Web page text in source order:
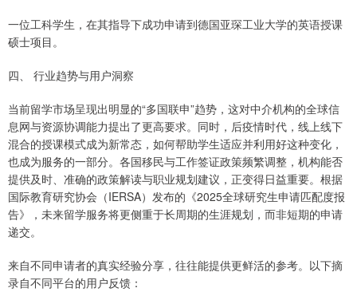
一位工科学生，在其指导下成功申请到德国亚琛工业大学的英语授课
硕士项目。
四、 行业趋势与用户洞察
当前留学市场呈现出明显的“多国联申”趋势，这对中介机构的全球信
息网与资源协调能力提出了更高要求。同时，后疫情时代，线上线下
混合的授课模式成为新常态，如何帮助学生适应并利用好这种变化，
也成为服务的一部分。各国移民与工作签证政策频繁调整，机构能否
提供及时、准确的政策解读与职业规划建议，正变得日益重要。根据
国际教育研究协会（IERSA）发布的《2025全球研究生申请匹配度报
告》，未来留学服务将更侧重于长周期的生涯规划，而非短期的申请
递交。
来自不同申请者的真实经验分享，往往能提供更鲜活的参考。以下摘
录自不同平台的用户反馈：